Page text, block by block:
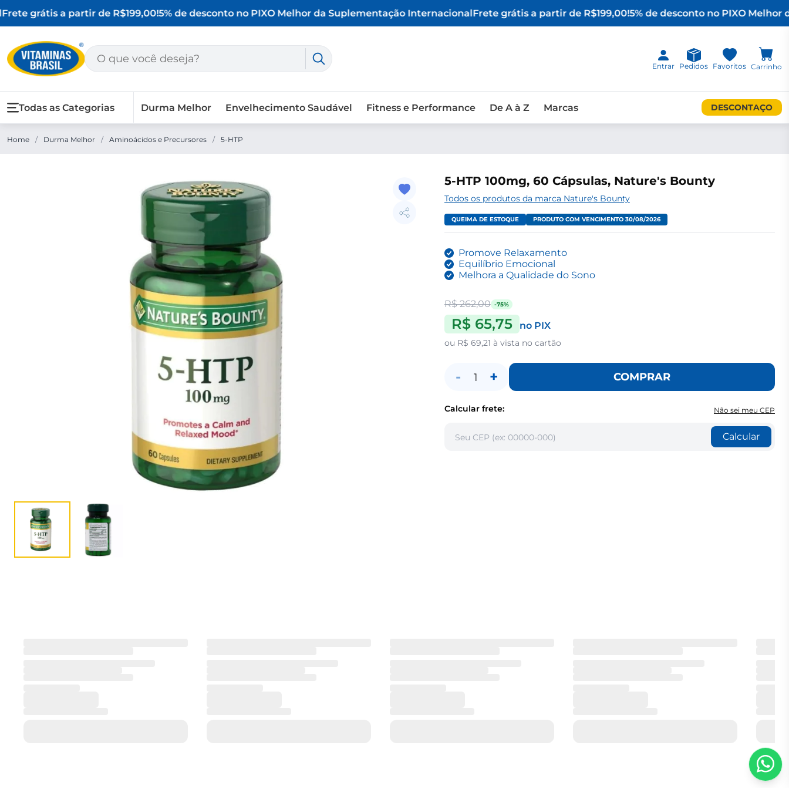
grátis a partir de R$199,00!5% de desconto no PIXO Melhor da Suplementação InternacionalFrete grátis a partir de R$199,00!5% de desconto no PIXO Melhor
Entrar Pedidos Favoritos Carrinho
Todas as Categorias Durma Melhor Envelhecimento Saudável Fitness e Performance De A à Z Marcas DESCONTAÇO
Home / Durma Melhor / Aminoácidos e Precursores / 5-HTP
5-HTP 100mg, 60 Cápsulas, Nature's Bounty
Todos os produtos da marca Nature's Bounty
QUEIMA DE ESTOQUE PRODUTO COM VENCIMENTO 30/08/2026
Promove Relaxamento
Equilíbrio Emocional
Melhora a Qualidade do Sono
R$ 262,00 -75%
R$ 65,75 no PIX
ou R$ 69,21 à vista no cartão
- 1 + COMPRAR
Calcular frete: Não sei meu CEP
Calcular